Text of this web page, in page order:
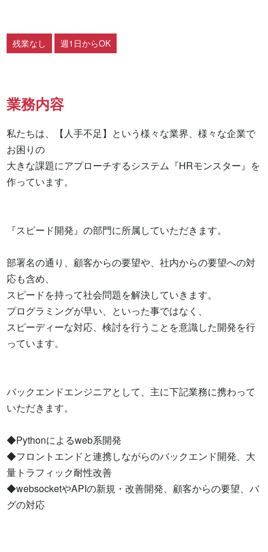
残業なし 週1日からOK
業務内容
私たちは、【人手不足】という様々な業界、様々な企業で
お困りの
大きな課題にアプローチするシステム『HRモンスター』を
作っています。
『スピード開発』の部門に所属していただきます。
部署名の通り、顧客からの要望や、社内からの要望への対
応も含め、
スピードを持って社会問題を解決していきます。
プログラミングが早い、といった事ではなく、
スピーディーな対応、検討を行うことを意識した開発を行
っています。
バックエンドエンジニアとして、主に下記業務に携わって
いただきます。
◆Pythonによるweb系開発
◆フロントエンドと連携しながらのバックエンド開発、大
量トラフィック耐性改善
◆websocketやAPIの新規・改善開発、顧客からの要望、バ
グの対応